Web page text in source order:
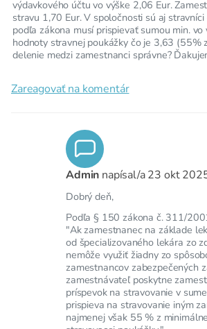
výdavkového účtu vo výške 2,06 Eur.
stravu 1,70 Eur. V spoločnosti sú aj
podľa zákona musí prispievať sumou min.
hodnoty stravnej poukážky čo je 3,63 (55%
delenie medzi zamestnanci správne?
Zareagovať na komentár
Admin napísal/a23 okt
Dobrý deň,
Podľa § 150 zákona č. 311/
"Ak zamestnanec na základe
od špecializovaného lekára zo
nemôže využiť žiadny zo
zamestnancov zabezpečených
zamestnávateľ poskytne
príspevok na stravovanie v
prispieva na stravovanie iným
najmenej však 55 % z